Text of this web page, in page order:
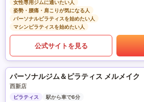
女性専用ジムに通いたい人
姿勢・腰痛・肩こりが気になる人
パーソナルピラティスを始めたい人
マシンピラティスを始めたい人
公式サイトを見る
パーソナルジム＆ピラティス メルメイク
西新店
ピラティス
駅から車で6分